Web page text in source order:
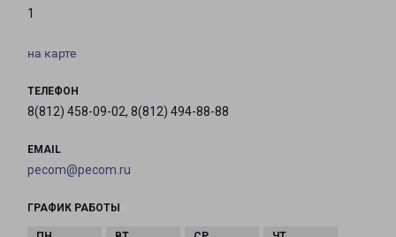
1
на карте
ТЕЛЕФОН
8(812) 458-09-02, 8(812) 494-88-88
EMAIL
pecom@pecom.ru
ГРАФИК РАБОТЫ